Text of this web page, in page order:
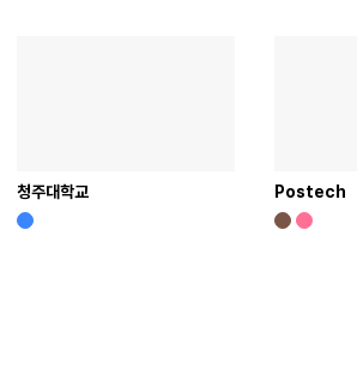
청주대학교 Postech